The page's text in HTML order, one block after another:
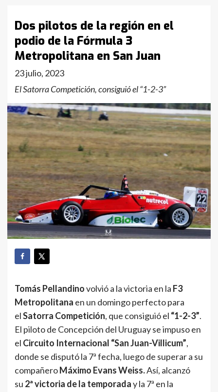
Dos pilotos de la región en el
podio de la Fórmula 3
Metropolitana en San Juan
23 julio, 2023
El Satorra Competición, consiguió el “1-2-3”
Tomás Pellandinovolvió a la victoria en la F3
Metropolitana en un domingo perfecto para
elSatorra Competición, que consiguió el “1-2-3”.
El piloto de Concepción del Uruguay se impuso en
el Circuito Internacional “San Juan-Villicum”,
donde se disputó la 7ª fecha, luego de superar a su
compañeroMáximo Evans Weiss.Así, alcanzó
su 2ª victoria de la temporaday la 7ª en la